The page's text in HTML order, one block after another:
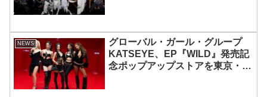
NEWS
グローバル・ガール・グループ
KATSEYE、EP『WILD』発売記
念ポップアップストアを東京・原